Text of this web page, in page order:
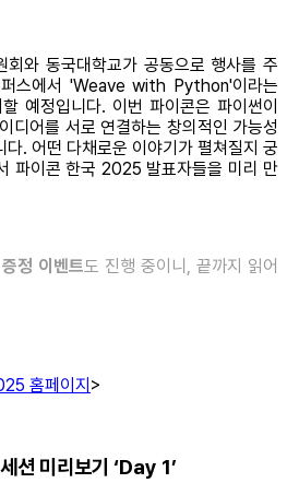
회와 동국대학교가 공동으로 행사를 주
스에서 'Weave with Python'이라는
예정입니다. 이번 파이콘은 파이썬이
디어를 서로 연결하는 창의적인 가능성
. 어떤 다채로운 이야기가 펼쳐질지 궁
파이콘 한국 2025 발표자들을 미리 만
정 이벤트도 진행 중이니, 끝까지 읽어
홈페이지>
션 미리보기 ‘Day 1’